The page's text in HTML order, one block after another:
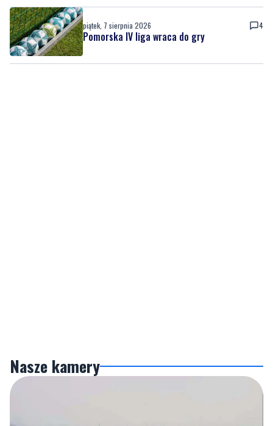
piątek, 7 sierpnia 2026 4
Pomorska IV liga wraca do gry
Nasze kamery